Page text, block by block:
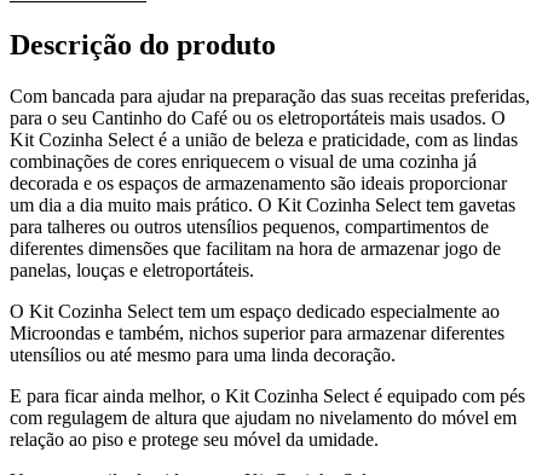
Descrição do produto
Com bancada para ajudar na preparação das suas receitas preferidas,
para o seu Cantinho do Café ou os eletroportáteis mais usados. O
Kit Cozinha Select é a união de beleza e praticidade, com as lindas
combinações de cores enriquecem o visual de uma cozinha já
decorada e os espaços de armazenamento são ideais proporcionar
um dia a dia muito mais prático. O Kit Cozinha Select tem gavetas
para talheres ou outros utensílios pequenos, compartimentos de
diferentes dimensões que facilitam na hora de armazenar jogo de
panelas, louças e eletroportáteis.
O Kit Cozinha Select tem um espaço dedicado especialmente ao
Microondas e também, nichos superior para armazenar diferentes
utensílios ou até mesmo para uma linda decoração.
E para ficar ainda melhor, o Kit Cozinha Select é equipado com pés
com regulagem de altura que ajudam no nivelamento do móvel em
relação ao piso e protege seu móvel da umidade.